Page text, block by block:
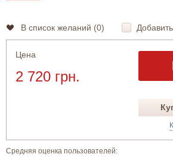
В список желаний (0)
Цена
2 720 грн.
Средняя оценка пользователей: